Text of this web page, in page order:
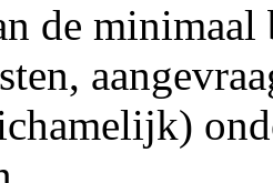
de minimaal